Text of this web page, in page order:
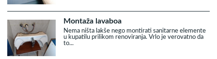
Montaža lavaboa
Nema ništa lakše nego montirati sanitarne elemente
u kupatilu prilikom renoviranja. Vrlo je verovatno da
to...